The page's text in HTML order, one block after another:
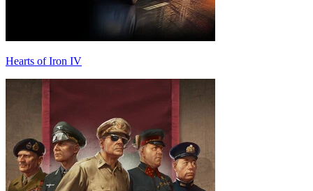
Hearts of Iron IV